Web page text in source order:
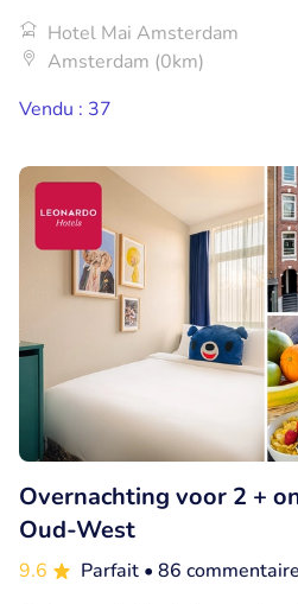
Hotel Mai Amsterdam
Amsterdam (0km)
Vendu : 37
Overnachting voor 2 +
Oud-West
9.6 Parfait • 86